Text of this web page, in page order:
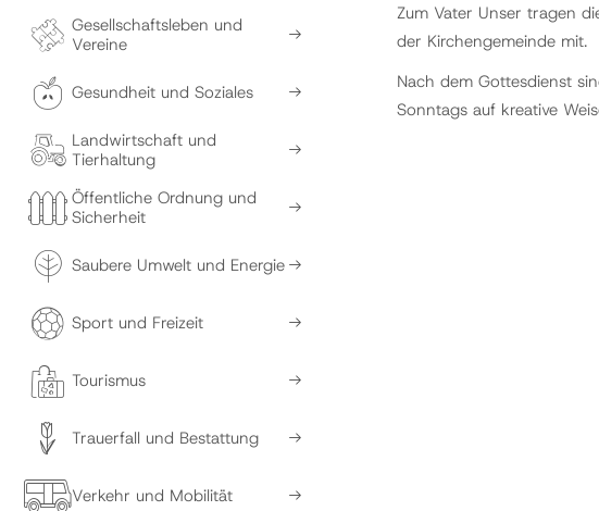
Zum Vater Unser tragen
der Kirchengemeinde mit.
Nach dem Gottesdienst
Sonntags auf kreative
Gesellschaftsleben und
Vereine
Gesundheit und Soziales
Landwirtschaft und
Tierhaltung
Öffentliche Ordnung und
Sicherheit
Saubere Umwelt und Energie
Sport und Freizeit
Tourismus
Trauerfall und Bestattung
Verkehr und Mobilität